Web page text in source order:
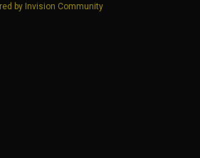
by Invision Community